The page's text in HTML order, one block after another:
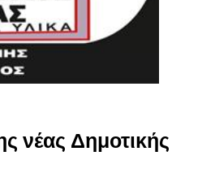
νέας Δημοτικής